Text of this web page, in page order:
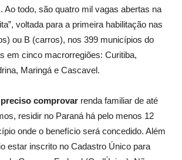
Ao todo, são quatro mil vagas abertas na
voltada para a primeira habilitação nas
ou B (carros), nos 399 municípios do
em cinco macrorregiões: Curitiba,
Maringá e Cascavel.
comprovar renda familiar de até
residir no Paraná há pelo menos 12
onde o benefício será concedido. Além
estar inscrito no Cadastro Único para